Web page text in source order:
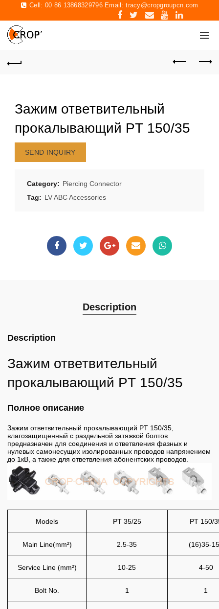
Cell: 00 86 13868329796 Email:tracy@cropgroupcn.com
Зажим ответвительный
прокалывающий PT 150/35
SEND INQUIRY
Category: Piercing Connector
Tag: LV ABC Accessories
Description
Description
Зажим ответвительный
прокалывающий PT 150/35
Полное описание
Зажим ответвительный прокалывающий PT 150/35,
влагозащищенный с раздельной затяжкой болтов
предназначен для соединения и ответвления фазных и
нулевых самонесущих изолированных проводов напряжением
до 1кВ, а также для ответвления абонентских проводов.
Models PT 35/25 PT 150/
Main Line(mm²) 2.5-35 (16)35-
Service Line (mm²) 10-25 4-50
Bolt No. 1 1